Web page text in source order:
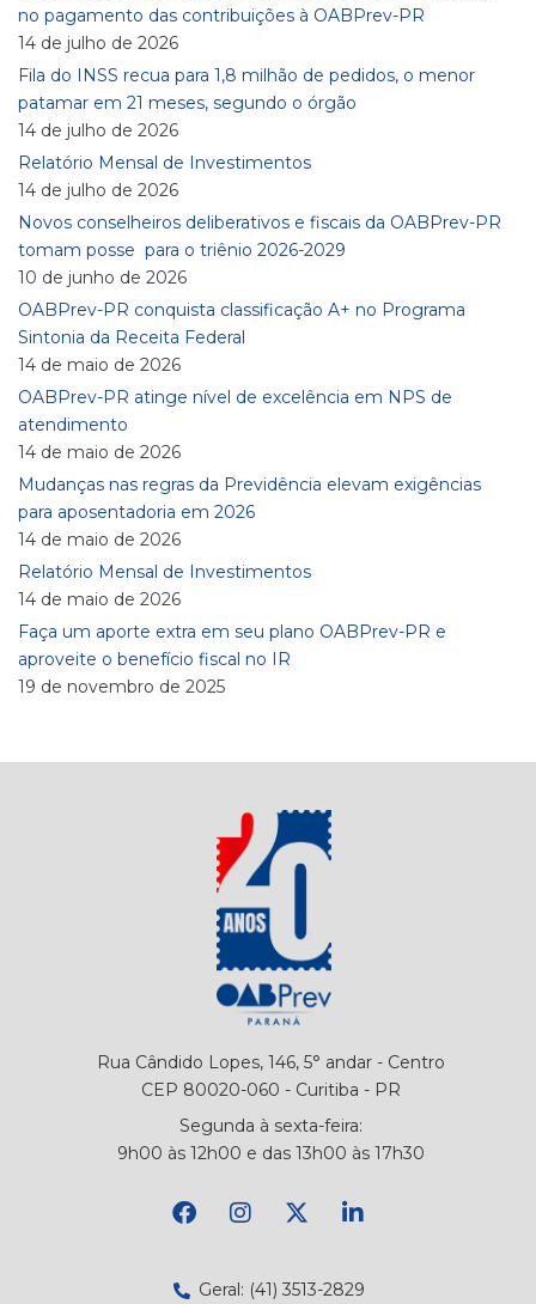
no pagamento das contribuições à OABPrev-PR
14 de julho de 2026
Fila do INSS recua para 1,8 milhão de pedidos, o menor
patamar em 21 meses, segundo o órgão
14 de julho de 2026
Relatório Mensal de Investimentos
14 de julho de 2026
Novos conselheiros deliberativos e fiscais da OABPrev-PR
tomam posse para o triênio 2026-2029
10 de junho de 2026
OABPrev-PR conquista classificação A+ no Programa
Sintonia da Receita Federal
14 de maio de 2026
OABPrev-PR atinge nível de excelência em NPS de
atendimento
14 de maio de 2026
Mudanças nas regras da Previdência elevam exigências
para aposentadoria em 2026
14 de maio de 2026
Relatório Mensal de Investimentos
14 de maio de 2026
Faça um aporte extra em seu plano OABPrev-PR e
aproveite o benefício fiscal no IR
19 de novembro de 2025
Rua Cândido Lopes, 146, 5° andar - Centro
CEP 80020-060 - Curitiba - PR
Segunda à sexta-feira:
9h00 às 12h00 e das 13h00 às 17h30
Geral: (41) 3513-2829